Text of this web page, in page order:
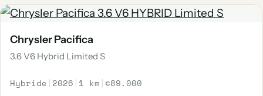
Chrysler Pacifica
3.6 V6 Hybrid Limited S
Hybride | 2026 | 1 km |€89.000